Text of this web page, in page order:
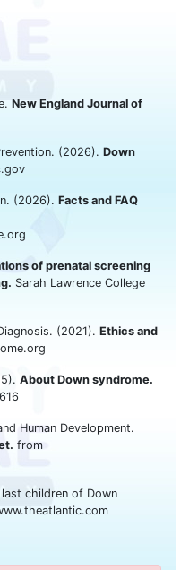
New England Journal of
(2026). Down
(2026). Facts and FAQ
of prenatal screening
Sarah Lawrence College
(2021). Ethics and
About Down syndrome.
Human Development.
from
children of Down